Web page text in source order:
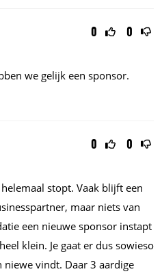
0 0
we gelijk een sponsor.
0 0
stopt. Vaak blijft een
maar niets van
een nieuwe sponsor instapt
klein. Je gaat er dus sowieso
niewe vindt. Daar 3 aardige